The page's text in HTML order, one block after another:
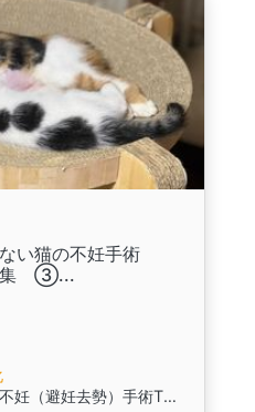
猫の不妊手術
集 ③...
① 飼い主のいない猫の不妊（避妊去勢）手術TNR についてのお知らせです。,②猫の里親募集も掲載致します。ずっとのおうちを。どうかよろしくお願いいたします。,③迷い猫 についてのお知らせです。